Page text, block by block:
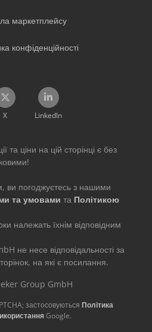
маркетплейсу
конфіденційності
X LinkedIn
та ціни на цій сторінці є без
ви погоджуєтесь з нашими
та умовами та Політикою
належать їхнім відповідним
не несе відповідальності за
на які є посилання.
Group GmbH
застосовуються Політика
Google.